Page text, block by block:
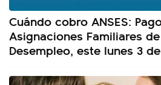
Cuándo cobro ANSES:
Asignaciones Familiares de
Desempleo, este lunes 3